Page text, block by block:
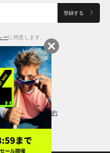
登録する
ーに同意します。
の表記 会員規約